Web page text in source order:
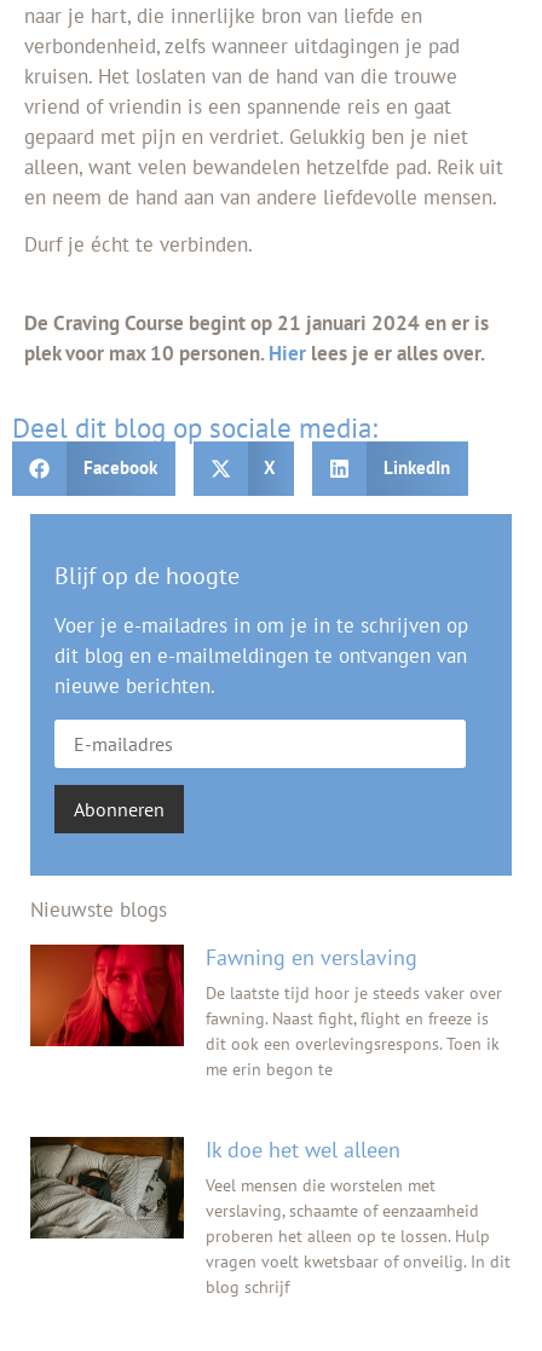
naar je hart, die innerlijke bron van liefde en
verbondenheid, zelfs wanneer uitdagingen je pad
kruisen. Het loslaten van de hand van die trouwe
vriend of vriendin is een spannende reis en gaat
gepaard met pijn en verdriet. Gelukkig ben je niet
alleen, want velen bewandelen hetzelfde pad. Reik uit
en neem de hand aan van andere liefdevolle mensen.
Durf je écht te verbinden.
De Craving Course begint op 21 januari 2024 en er is
plek voor max 10 personen.Hier lees je er alles over.
Deel dit blog op sociale media:
Facebook X LinkedIn
Blijf op de hoogte
Voer je e-mailadres in om je in te schrijven op
dit blog en e-mailmeldingen te ontvangen van
nieuwe berichten.
Abonneren
Nieuwste blogs
Fawning en verslaving
De laatste tijd hoor je steeds vaker over
fawning. Naast fight, flight en freeze is
dit ook een overlevingsrespons. Toen ik
me erin begon te
Ik doe het wel alleen
Veel mensen die worstelen met
verslaving, schaamte of eenzaamheid
proberen het alleen op te lossen. Hulp
vragen voelt kwetsbaar of onveilig. In dit
blog schrijf